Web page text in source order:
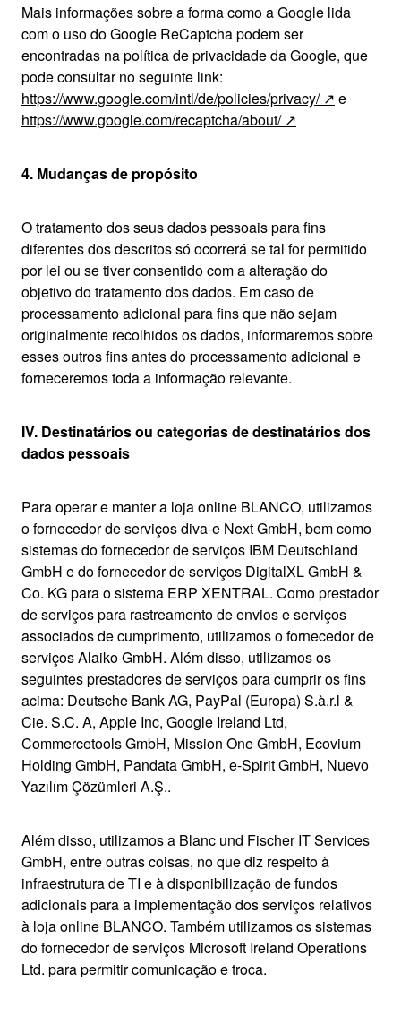
Mais informações sobre a forma como a Google lida
com o uso do Google ReCaptcha podem ser
encontradas na política de privacidade da Google, que
pode consultar no seguinte link:
https://www.google.com/intl/de/policies/privacy/
e
https://www.google.com/recaptcha/about/
4. Mudanças de propósito
O tratamento dos seus dados pessoais para fins
diferentes dos descritos só ocorrerá se tal for permitido
por lei ou se tiver consentido com a alteração do
objetivo do tratamento dos dados. Em caso de
processamento adicional para fins que não sejam
originalmente recolhidos os dados, informaremos sobre
esses outros fins antes do processamento adicional e
forneceremos toda a informação relevante.
IV. Destinatários ou categorias de destinatários dos
dados pessoais
Para operar e manter a loja online BLANCO, utilizamos
o fornecedor de serviços diva-e Next GmbH, bem como
sistemas do fornecedor de serviços IBM Deutschland
GmbH e do fornecedor de serviços DigitalXL GmbH &
Co. KG para o sistema ERP XENTRAL. Como prestador
de serviços para rastreamento de envios e serviços
associados de cumprimento, utilizamos o fornecedor de
serviços Alaiko GmbH. Além disso, utilizamos os
seguintes prestadores de serviços para cumprir os fins
acima: Deutsche Bank AG, PayPal (Europa) S.à.r.l &
Cie. S.C. A, Apple Inc, Google Ireland Ltd,
Commercetools GmbH, Mission One GmbH, Ecovium
Holding GmbH, Pandata GmbH, e-Spirit GmbH, Nuevo
Yazılım Çözümleri A.Ş..
Além disso, utilizamos a Blanc und Fischer IT Services
GmbH, entre outras coisas, no que diz respeito à
infraestrutura de TI e à disponibilização de fundos
adicionais para a implementação dos serviços relativos
à loja online BLANCO. Também utilizamos os sistemas
do fornecedor de serviços Microsoft Ireland Operations
Ltd. para permitir comunicação e troca.